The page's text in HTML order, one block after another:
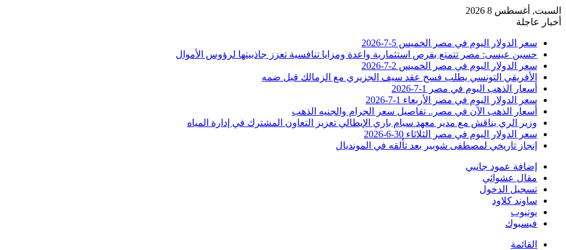
السبت, أغسطس 8 2026
أخبار عاجلة
سعر الدولار اليوم في مصر الخميس 5-7-2026
حسين عيسى: مصر تتمتع بفرص استثمارية واعدة ومزايا تنافسية تعزز جاذبيتها لرؤوس الأموال
سعر الدولار اليوم في مصر الخميس 2-7-2026
الأفريقي التونسي يطلب فسخ عقد سيف الجزيري مع الزمالك قبل ضمه
أسعار الذهب اليوم في مصر 1-7-2026
سعر الدولار اليوم في مصر الأربعاء 1-7-2026
أسعار الذهب الآن في مصر.. تفاصيل سعر الجرام والجنيه الذهب
وزير الري يناقش مع مدير معهد سيام باري الإيطالي تعزيز التعاون المشترك في إدارة المياه
سعر الدولار اليوم في مصر الثلاثاء 30-6-2026
إنجاز تاريخي لمصطفى شوبير بعد تألقه في المونديال
إضافة عمود جانبي
مقال عشوائي
تسجيل الدخول
ساوند كلاود
يوتيوب
فيسبوك
القائمة